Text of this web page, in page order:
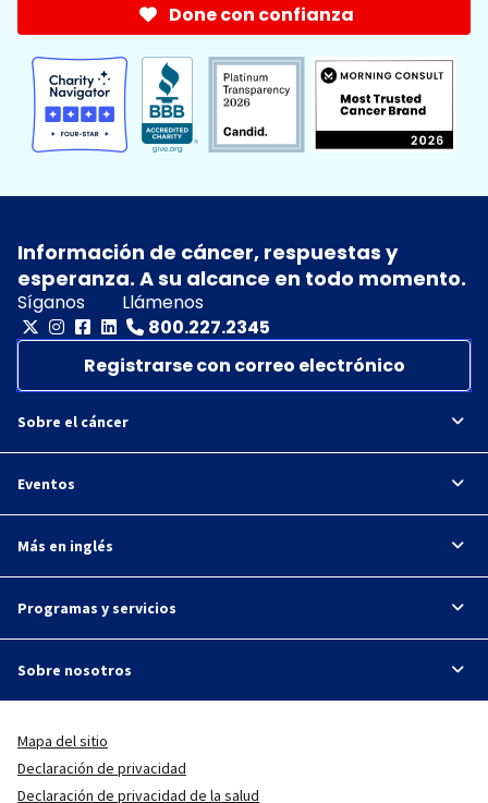
Done con confianza
Información de cáncer, respuestas y
esperanza. A su alcance en todo momento.
Síganos
Llámenos
800.227.2345
Registrarse con correo electrónico
Sobre el cáncer
Eventos
Más en inglés
Programas y servicios
Sobre nosotros
Mapa del sitio
Declaración de privacidad
Declaración de privacidad de la salud